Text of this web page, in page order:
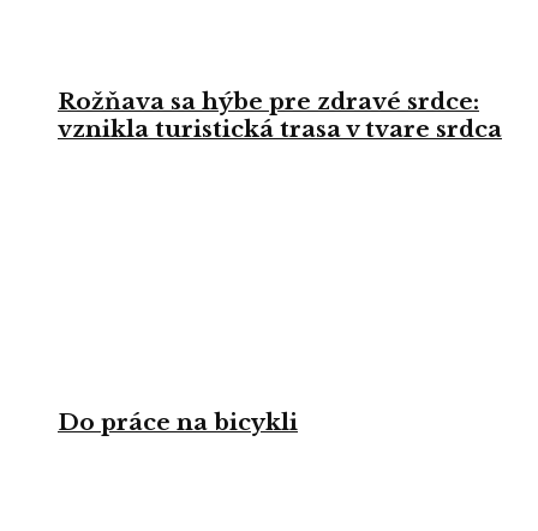
Rožňava sa hýbe pre zdravé srdce:
vznikla turistická trasa v tvare srdca
Do práce na bicykli